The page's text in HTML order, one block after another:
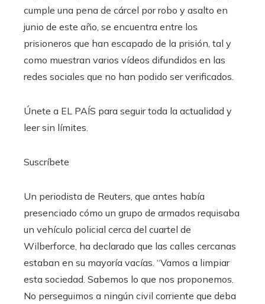
cumple una pena de cárcel por robo y asalto en
junio de este año, se encuentra entre los
prisioneros que han escapado de la prisión, tal y
como muestran varios vídeos difundidos en las
redes sociales que no han podido ser verificados.
Únete a EL PAÍS para seguir toda la actualidad y
leer sin límites.
Suscríbete
Un periodista de Reuters, que antes había
presenciado cómo un grupo de armados requisaba
un vehículo policial cerca del cuartel de
Wilberforce, ha declarado que las calles cercanas
estaban en su mayoría vacías. “Vamos a limpiar
esta sociedad. Sabemos lo que nos proponemos.
No perseguimos a ningún civil corriente que deba